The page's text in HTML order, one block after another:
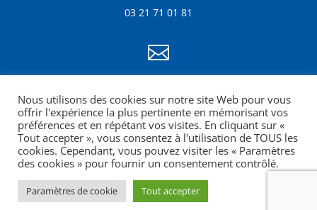
03 21 71 01 81

info@amf62.fr
mentions légales
Site web réalisé par la Croquante agence de
Nous utilisons des cookies sur notre site Web pour vous
offrir l'expérience la plus pertinente en mémorisant vos
préférences et en répétant vos visites. En cliquant sur «
Tout accepter », vous consentez à l'utilisation de TOUS les
cookies. Cependant, vous pouvez visiter les « Paramètres
des cookies » pour fournir un consentement contrôlé.
Paramètres de cookie Tout accepter